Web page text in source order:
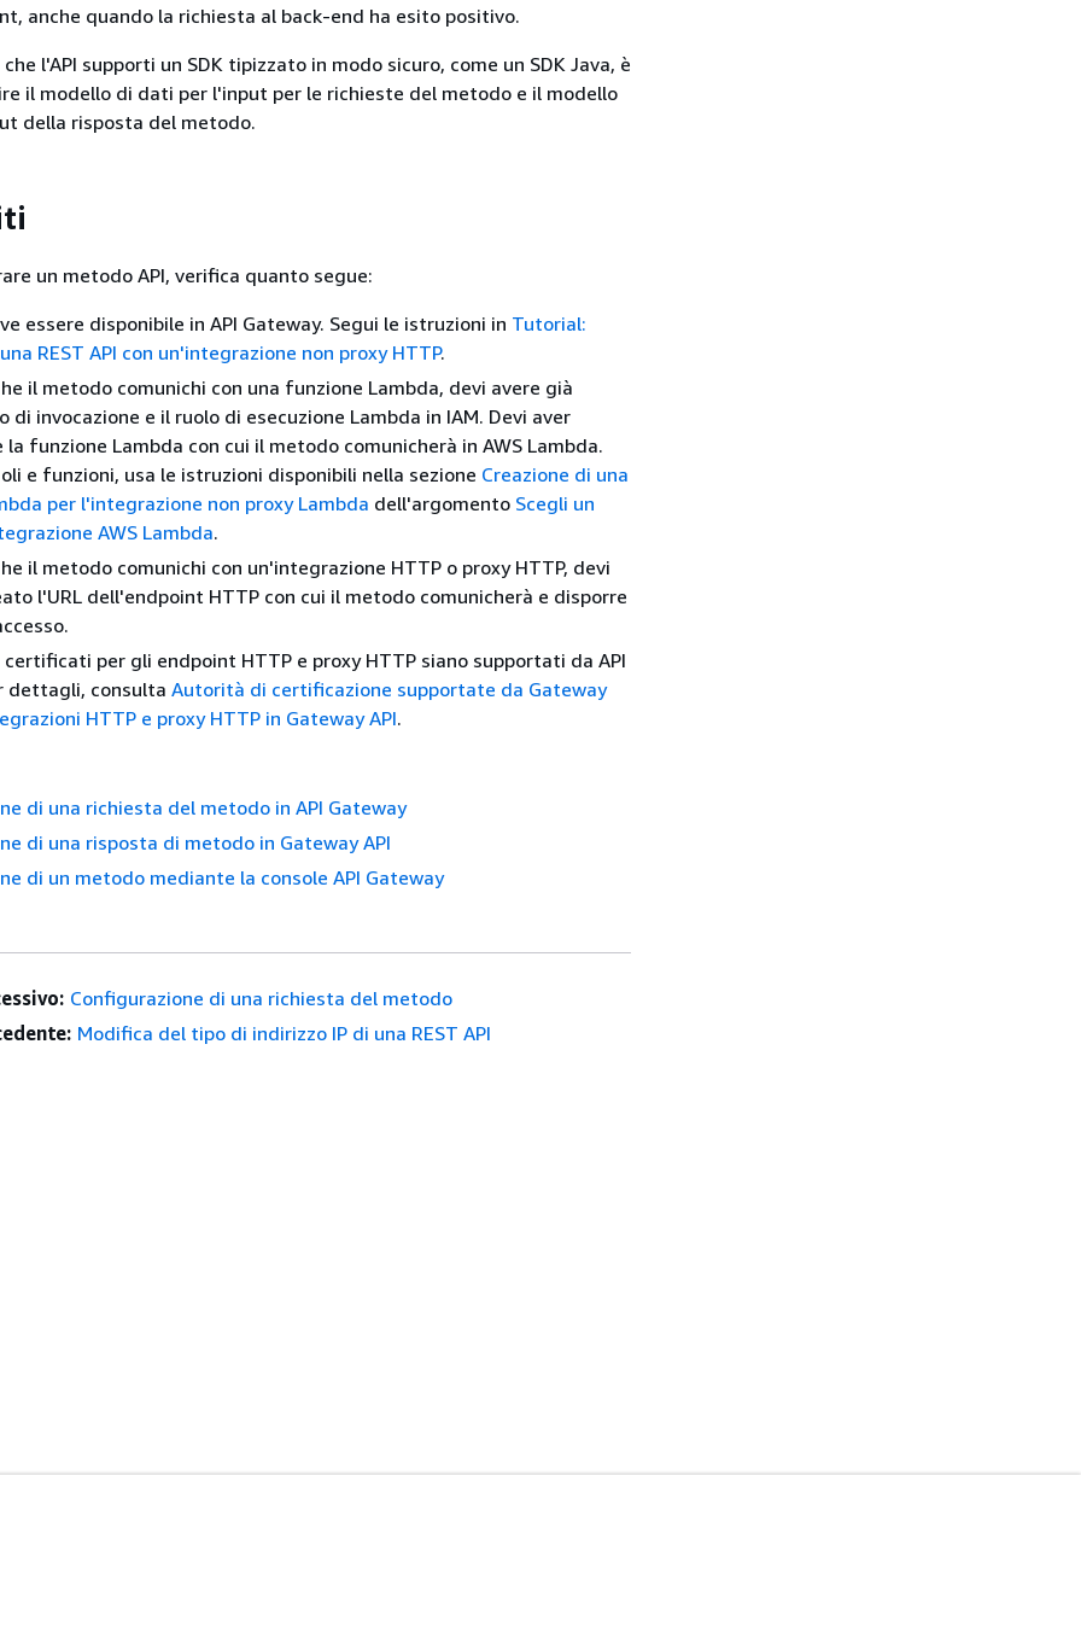
anche quando la richiesta al back-end ha esito positivo.
l'API supporti un SDK tipizzato in modo sicuro, come un SDK Java, è
il modello di dati per l'input per le richieste del metodo e il modello
della risposta del metodo.
un metodo API, verifica quanto segue:
essere disponibile in API Gateway. Segui le istruzioni in Tutorial:
REST API con un'integrazione non proxy HTTP.
il metodo comunichi con una funzione Lambda, devi avere già
di invocazione e il ruolo di esecuzione Lambda in IAM. Devi aver
la funzione Lambda con cui il metodo comunicherà in AWS Lambda.
e funzioni, usa le istruzioni disponibili nella sezione Creazione di una
per l'integrazione non proxy Lambda dell'argomento Scegli un
AWS Lambda.
il metodo comunichi con un'integrazione HTTP o proxy HTTP, devi
l'URL dell'endpoint HTTP con cui il metodo comunicherà e disporre
certificati per gli endpoint HTTP e proxy HTTP siano supportati da API
dettagli, consulta Autorità di certificazione supportate da Gateway
HTTP e proxy HTTP in Gateway API.
di una richiesta del metodo in API Gateway
di una risposta di metodo in Gateway API
di un metodo mediante la console API Gateway
Configurazione di una richiesta del metodo
Modifica del tipo di indirizzo IP di una REST API